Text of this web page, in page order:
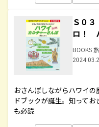
Ｓ０
ロ！
BOOKS
おさんぽしながらハワイ
ドブックが誕生。知って
も必読